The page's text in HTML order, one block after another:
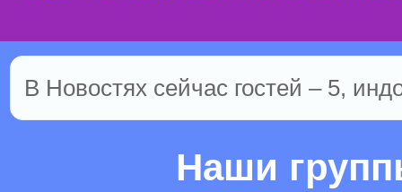
В Новостях сейчас гостей – 5,
Наши